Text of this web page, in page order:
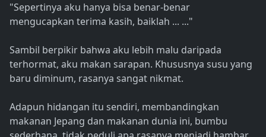
"Sepertinya aku hanya bisa benar-benar
mengucapkan terima kasih, baiklah ... ..."
Sambil berpikir bahwa aku lebih malu daripada
terhormat, aku makan sarapan. Khususnya susu yang
baru diminum, rasanya sangat nikmat.
Adapun hidangan itu sendiri, membandingkan
makanan Jepang dan makanan dunia ini, bumbu